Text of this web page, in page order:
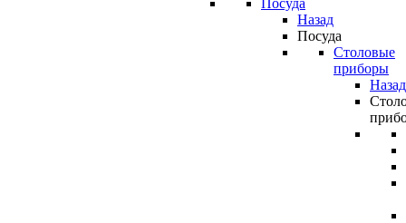
Посуда
Назад
Посуда
Столовые
приборы
Назад